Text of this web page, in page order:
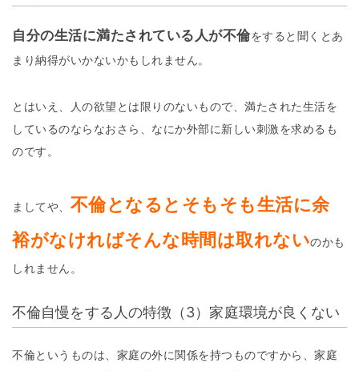
自分の生活に満たされている人が不倫をすると聞くとあ
まり納得がいかないかもしれません。
とはいえ、人の欲望とは限りのないもので、満たされた生活を
しているのならなおさら、なにか外部に新しい刺激を求めるも
のです。
ましてや、 不倫となるとそもそも生活に余
裕がなければそんな時間は取れないのかも
しれません。
不倫自慢をする人の特徴（3）家庭環境が良くない
不倫というものは、家庭の外に関係を持つものですから、家庭